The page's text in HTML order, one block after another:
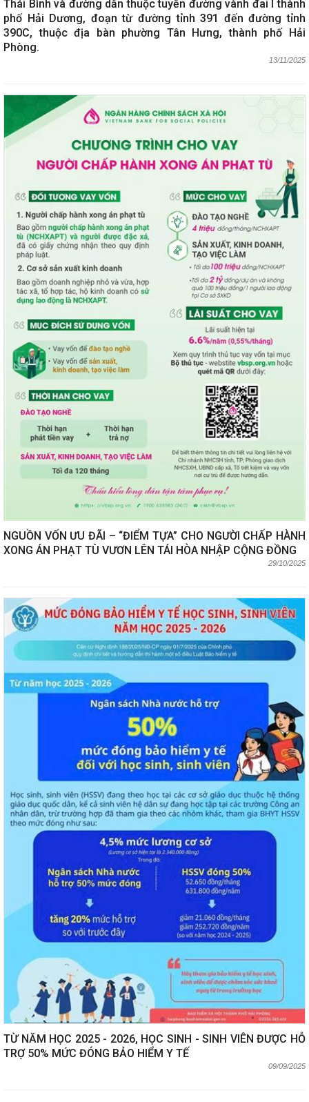
Thái Bình và đường dẫn thuộc tuyến đường vành đai I thành
phố Hải Dương, đoạn từ đường tỉnh 391 đến đường tỉnh
390C, thuộc địa bàn phường Tân Hưng, thành phố Hải
Phòng.
13/11/2025
NGUỒN VỐN ƯU ĐÃI – “ĐIỂM TỰA” CHO NGƯỜI CHẤP HÀNH
XONG ÁN PHẠT TÙ VƯƠN LÊN TÁI HÒA NHẬP CỘNG ĐỒNG
29/10/2025
TỪ NĂM HỌC 2025 - 2026, HỌC SINH - SINH VIÊN ĐƯỢC HỖ
TRỢ 50% MỨC ĐÓNG BẢO HIỂM Y TẾ
09/09/2025